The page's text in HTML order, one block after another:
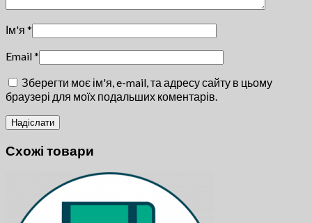
Ім'я *
Email*
Зберегти моє ім'я, e-mail, та адресу сайту в цьому
браузері для моїх подальших коментарів.
Схожі товари